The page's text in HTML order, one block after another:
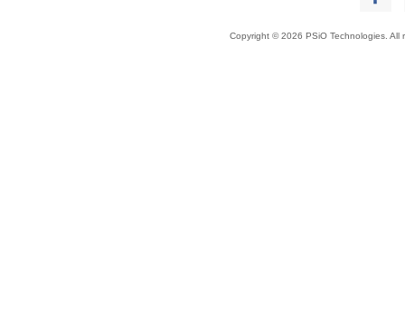
Copyright © 2026 PSiO Technologies. All